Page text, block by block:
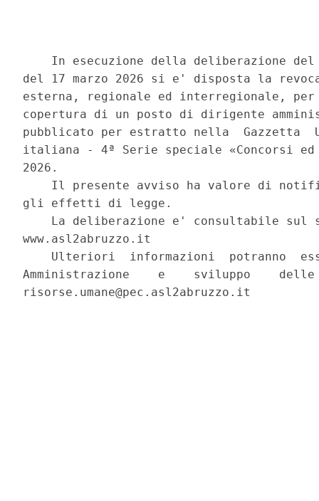
In esecuzione della deliberazione
del 17 marzo 2026 si e' disposta la
esterna, regionale ed interregionale,
copertura di un posto di dirigente
pubblicato per estratto nella  Gazzetta
italiana - 4ª Serie speciale «Concorsi
2026.
Il presente avviso ha valore di
gli effetti di legge.
La deliberazione e' consultabile sul
www.asl2abruzzo.it
Ulteriori  informazioni  potranno
Amministrazione    e    sviluppo
risorse.umane@pec.asl2abruzzo.it